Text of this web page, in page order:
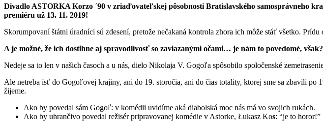
Divadlo ASTORKA Korzo ´90 v zriaďovateľskej pôsobnosti Bratislavského samosprávneho
premiéru už 13. 11. 2019!
Skorumpovaní štátni úradníci sú zdesení, pretože nečakaná kontrola zhora ich môže stáť všetko.
A je možné, že ich dostihne aj spravodlivosť so zaviazanými očami… je nám to povedomé, však?
Nedeje sa to len v našich časoch a u nás, dielo Nikolaja V. Gogoľa spôsobilo spoločenské
Ale netreba ísť do Gogoľovej krajiny, ani do 19. storočia, ani do čias totality, ktorej sme sa zbavili po
žijeme.
Ako by povedal sám Gogoľ: v komédii uvidíme aká diabolská moc nás má vo svojich rukách.
Ako by uhrančivo povedal režisér pripravovanej komédie v Astorke, Łukasz Kos: “je to horor!”